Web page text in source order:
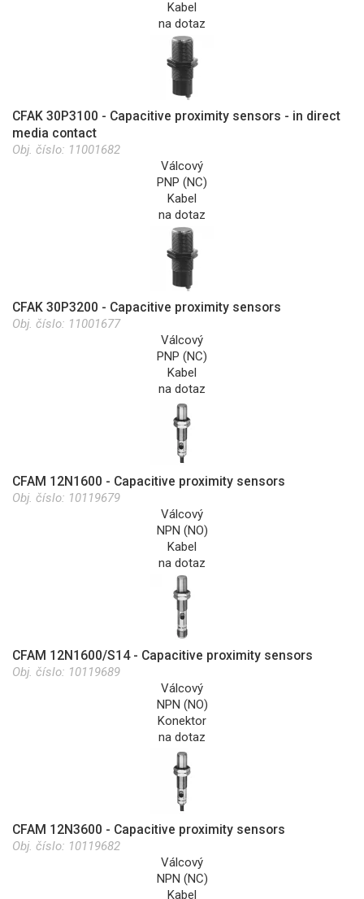
Kabel
na dotaz
CFAK 30P3100 - Capacitive proximity sensors - in direct
media contact
Obj. číslo: 11001682
Válcový
PNP (NC)
Kabel
na dotaz
CFAK 30P3200 - Capacitive proximity sensors
Obj. číslo: 11001677
Válcový
PNP (NC)
Kabel
na dotaz
CFAM 12N1600 - Capacitive proximity sensors
Obj. číslo: 10119679
Válcový
NPN (NO)
Kabel
na dotaz
CFAM 12N1600/S14 - Capacitive proximity sensors
Obj. číslo: 10119689
Válcový
NPN (NO)
Konektor
na dotaz
CFAM 12N3600 - Capacitive proximity sensors
Obj. číslo: 10119682
Válcový
NPN (NC)
Kabel